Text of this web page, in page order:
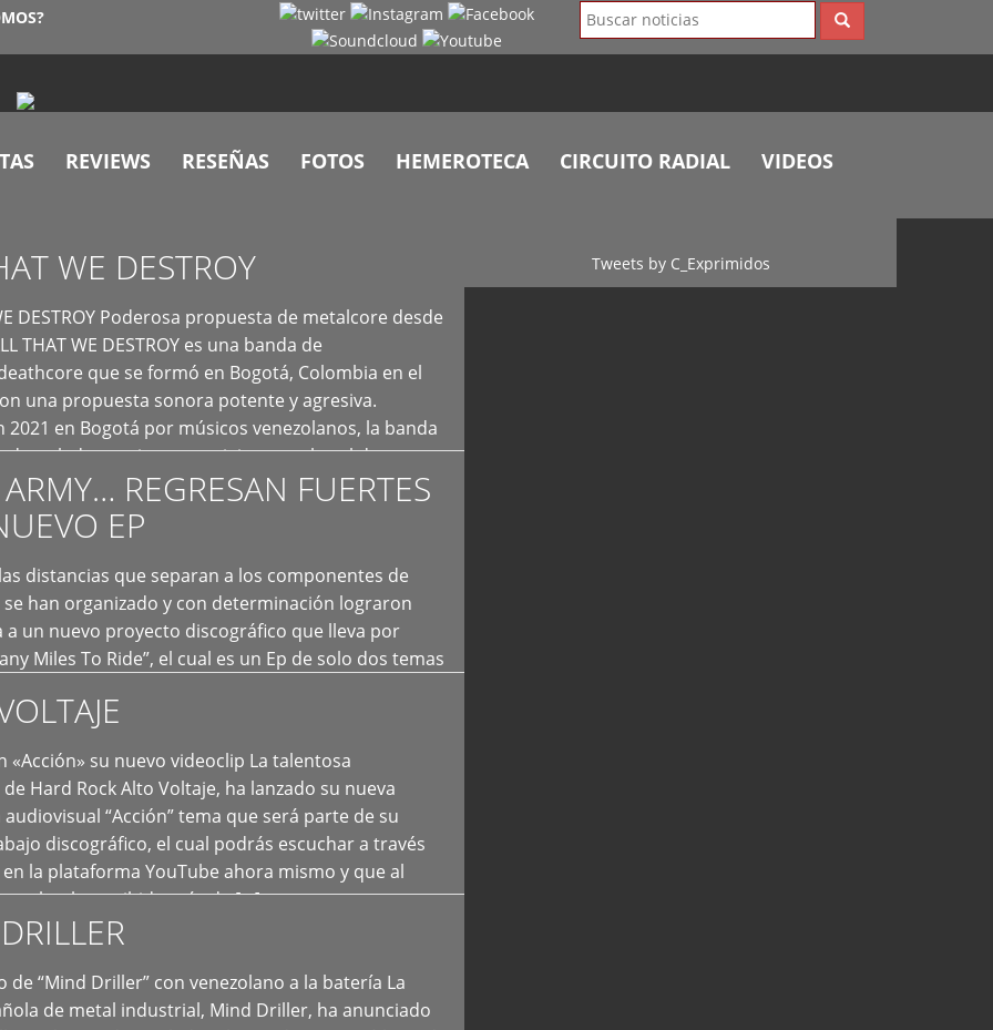
REVIEWS RESEÑAS FOTOS HEMEROTECA CIRCUITO RADIAL VIDEOS
WE DESTROY
DESTROY Poderosa propuesta de metalcore desde
THAT WE DESTROY es una banda de
que se formó en Bogotá, Colombia en el
una propuesta sonora potente y agresiva.
2021 en Bogotá por músicos venezolanos, la banda
demoledores, ritmos vertiginosos y breakdowns
creando […]REGRESAN FUERTES
EP
distancias que separan a los componentes de
se han organizado y con determinación lograron
a un nuevo proyecto discográfico que lleva por
Miles To Ride”, el cual es un Ep de solo dos temas
[…]
«Acción» su nuevo videoclip La talentosa
Hard Rock Alto Voltaje, ha lanzado su nueva
“Acción” tema que será parte de su
discográfico, el cual podrás escuchar a través
la plataforma YouTube ahora mismo y que al
ya ha recibido más de […]
de “Mind Driller” con venezolano a la batería La
de metal industrial, Mind Driller, ha anunciado
Tweets by C_Exprimidos